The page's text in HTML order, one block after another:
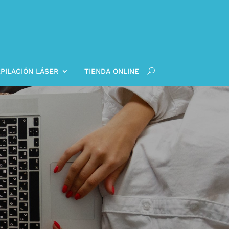
LÁSER TIENDA ONLINE